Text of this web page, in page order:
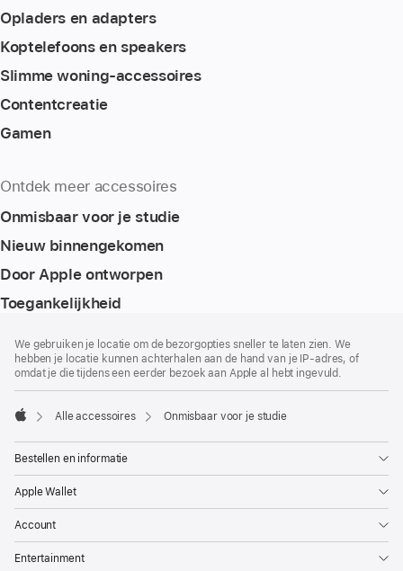
Opladers en adapters
Koptelefoons en speakers
Slimme woning-accessoires
Content­creatie
Gamen
Ontdek meer accessoires
Onmisbaar voor je studie
Nieuw binnengekomen
Door Apple ontworpen
Toegankelijkheid
We gebruiken je locatie om de bezorgopties sneller te laten zien. We
hebben je locatie kunnen achterhalen aan de hand van je IP-adres, of
omdat je die tijdens een eerder bezoek aan Apple al hebt ingevuld.
Alle accessoires Onmisbaar voor je studie
Bestellen en informatie
Apple Wallet
Account
Entertainment